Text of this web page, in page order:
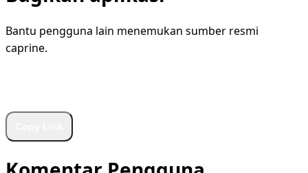
Bantu pengguna lain menemukan sumber resmi
caprine.